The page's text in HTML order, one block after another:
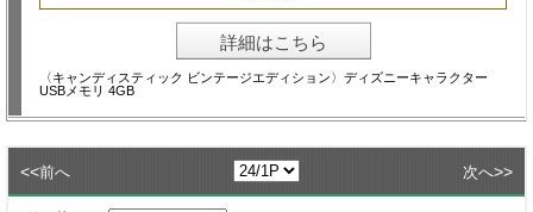
詳細はこちら
〈キャンディスティック ビンテージエディション〉ディズニーキャラクター
USBメモリ 4GB
<<前へ 次へ>>